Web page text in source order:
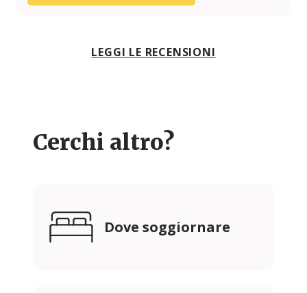
LEGGI LE RECENSIONI
Cerchi altro?
Dove soggiornare